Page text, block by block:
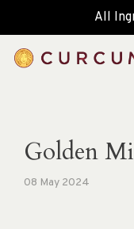
All
Golden
08 May 2024